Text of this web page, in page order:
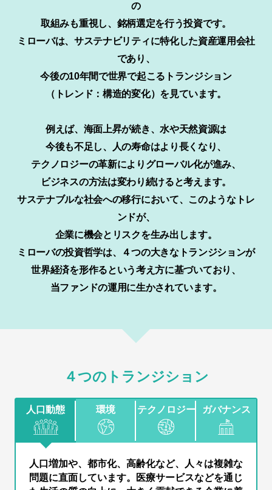
の
取組みも重視し、銘柄選定を行う投資です。
ミローバは、サステナビリティに特化した資産運用会社
であり、
今後の10年間で世界で起こるトランジション
（トレンド：構造的変化）を見ています。
例えば、海面上昇が続き、水や天然資源は
今後も不足し、人の寿命はより長くなり、
テクノロジーの革新によりグローバル化が進み、
ビジネスの方法は変わり続けると考えます。
サステナブルな社会への移行において、このようなトレ
ンドが、
企業に機会とリスクを生み出します。
ミローバの投資哲学は、４つの大きなトランジションが
世界経済を形作るという考え方に基づいており、
当ファンドの運用に生かされています。
４つのトランジション
人口動態 環境 テクノロジー ガバナンス
人口増加や、都市化、高齢化など、人々は複雑な
問題に直面しています。
医療サービスなどを通じ